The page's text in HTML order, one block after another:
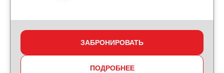
ЗАБРОНИРОВАТЬ
ПОДРОБНЕЕ